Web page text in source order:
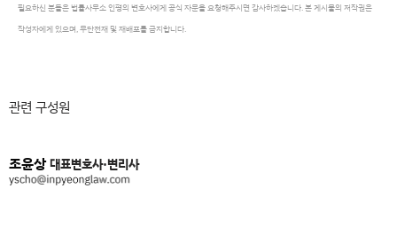
필요하신 분들은 법률사무소 인평의 변호사에게 공식 자문을 요청해주시면 감사하겠습니다. 본 게시물의 저작권은
작성자에게 있으며, 무단전재 및 재배포를 금지합니다.
관련 구성원
조윤상대표변호사·변리사